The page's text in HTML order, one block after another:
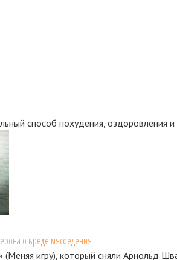
способ похудения, оздоровления
о вреде мясоедения
игру), который сняли Арнольд